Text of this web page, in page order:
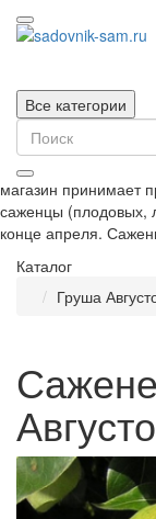
Все категории
магазин принимает
саженцы (плодовых,
конце апреля.
Каталог
Груша